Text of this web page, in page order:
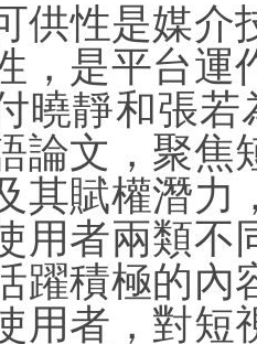
性是媒介
，是平台運
曉靜和張
論文，聚焦
其賦權潛力
用者兩類不
躍積極的內
用者，對短